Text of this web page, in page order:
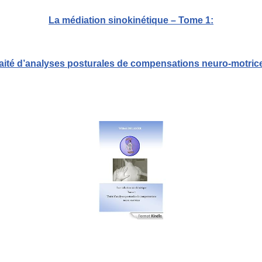
La médiation sinokinétique – Tome 1:
d’analyses posturales de compensations neuro-